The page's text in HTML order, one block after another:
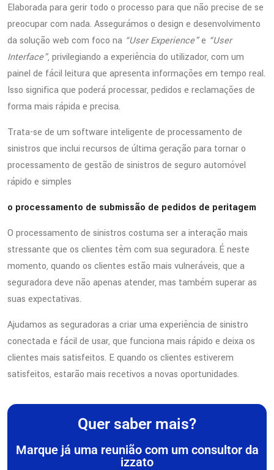
Elaborada para gerir todo o processo para que não precise de se
preocupar com nada. Assegurámos o design e desenvolvimento
da solução web com foco na “User Experience”e “User
Interface”, privilegiando a experiência do utilizador, com um
painel de fácil leitura que apresenta informações em tempo real.
Isso significa que poderá processar, pedidos e reclamações de
forma mais rápida e precisa.
Trata-se de um software inteligente de processamento de
sinistros que inclui recursos de última geração para tornar o
processamento de gestão de sinistros de seguro automóvel
rápido e simples
o processamento de submissão de pedidos de peritagem
O processamento de sinistros costuma ser a interação mais
stressante que os clientes têm com sua seguradora. É neste
momento, quando os clientes estão mais vulneráveis, que a
seguradora deve não apenas atender, mas também superar as
suas expectativas.
Ajudamos as seguradoras a criar uma experiência de sinistro
conectada e fácil de usar, que funciona mais rápido e deixa os
clientes mais satisfeitos. E quando os clientes estiverem
satisfeitos, estarão mais recetivos a novas oportunidades.
Quer saber mais?
Marque já uma reunião com um consultor da
izzato